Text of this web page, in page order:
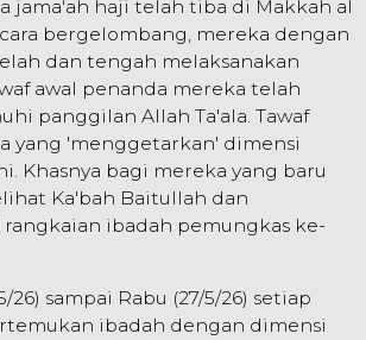
jama'ah haji telah tiba di Makkah al
bergelombang, mereka dengan
dan tengah melaksanakan
awal penanda mereka telah
panggilan Allah Ta'ala. Tawaf
yang 'menggetarkan' dimensi
Khasnya bagi mereka yang baru
Ka'bah Baitullah dan
rangkaian ibadah pemungkas ke-
26) sampai Rabu (27/5/26) setiap
ibadah dengan dimensi